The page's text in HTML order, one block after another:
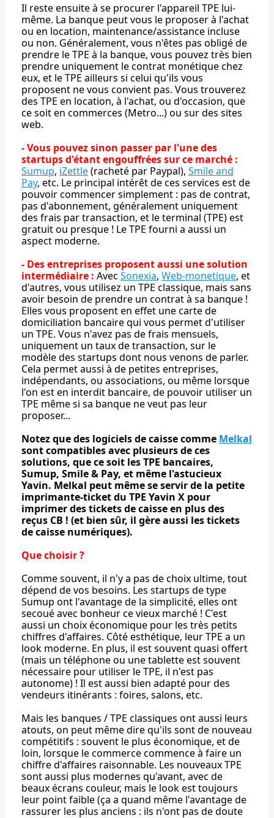
Il reste ensuite à se procurer l'appareil TPE lui-
même. La banque peut vous le proposer à l'achat
ou en location, maintenance/assistance incluse
ou non. Généralement, vous n'êtes pas obligé de
prendre le TPE à la banque, vous pouvez très bien
prendre uniquement le contrat monétique chez
eux, et le TPE ailleurs si celui qu'ils vous
proposent ne vous convient pas. Vous trouverez
des TPE en location, à l'achat, ou d'occasion, que
ce soit en commerces (Metro...) ou sur des sites
web.
- Vous pouvez sinon passer par l'une des
startups d'étant engouffrées sur ce marché :
Sumup, iZettle(racheté par Paypal), Smile and
Pay, etc. Le principal intérêt de ces services est de
pouvoir commencer simplement : pas de contrat,
pas d'abonnement, généralement uniquement
des frais par transaction, et le terminal (TPE) est
gratuit ou presque ! Le TPE fourni a aussi un
aspect moderne.
- Des entreprises proposent aussi une solution
intermédiaire : Avec Sonexia, Web-monetique, et
d'autres, vous utilisez un TPE classique, mais sans
avoir besoin de prendre un contrat à sa banque !
Elles vous proposent en effet une carte de
domiciliation bancaire qui vous permet d'utiliser
un TPE. Vous n'avez pas de frais mensuels,
uniquement un taux de transaction, sur le
modèle des startups dont nous venons de parler.
Cela permet aussi à de petites entreprises,
indépendants, ou associations, ou même lorsque
l'on est en interdit bancaire, de pouvoir utiliser un
TPE même si sa banque ne veut pas leur
proposer...
Notez que des logiciels de caisse comme Melkal
sont compatibles avec plusieurs de ces
solutions, que ce soit les TPE bancaires,
Sumup, Smile & Pay, et même l'astucieux
Yavin. Melkal peut même se servir de la petite
imprimante-ticket du TPE Yavin X pour
imprimer des tickets de caisse en plus des
reçus CB ! (et bien sûr, il gère aussi les tickets
de caisse numériques).
Que choisir ?
Comme souvent, il n'y a pas de choix ultime, tout
dépend de vos besoins. Les startups de type
Sumup ont l'avantage de la simplicité, elles ont
secoué avec bonheur ce vieux marché ! C'est
aussi un choix économique pour les très petits
chiffres d'affaires. Côté esthétique, leur TPE a un
look moderne. En plus, il est souvent quasi offert
(mais un téléphone ou une tablette est souvent
nécessaire pour utiliser le TPE, il n'est pas
autonome) ! Il est aussi bien adapté pour des
vendeurs itinérants : foires, salons, etc.
Mais les banques / TPE classiques ont aussi leurs
atouts, on peut même dire qu'ils sont de nouveau
compétitifs : souvent le plus économique, et de
loin, lorsque le commerce commence à faire un
chiffre d'affaires raisonnable. Les nouveaux TPE
sont aussi plus modernes qu'avant, avec de
beaux écrans couleur, mais le look est toujours
leur point faible (ça a quand même l'avantage de
rassurer les plus anciens : ils n'ont pas de doute